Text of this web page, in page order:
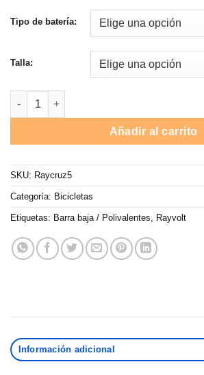
Tipo de batería:
Talla:
Bicicleta eléctrica Rayvolt Cruzere
Añadir al carrito
SKU: Raycruz5
Categoría: Bicicletas
Etiquetas: Barra baja / Polivalentes Rayvolt
Información adicional